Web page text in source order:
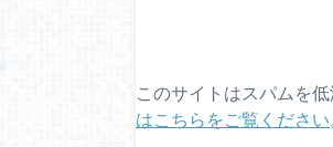
このサイトはスパムを
はこちらをご覧ください